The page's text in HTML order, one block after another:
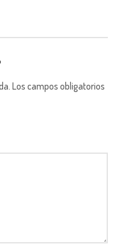
Los campos obligatorios